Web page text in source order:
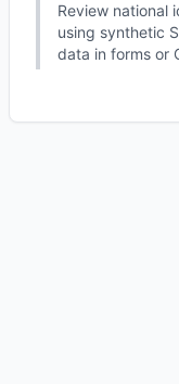
Review national
using synthetic
data in forms or